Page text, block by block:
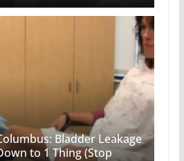
Bladder Leakage
to 1 Thing (Stop